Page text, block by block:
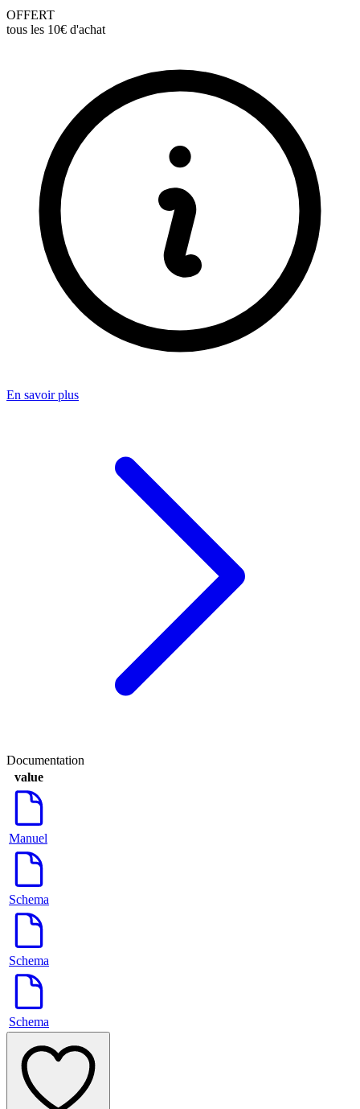
OFFERT
tous les 10€ d'achat
En savoir plus
Documentation
value
Manuel
Schema
Schema
Schema